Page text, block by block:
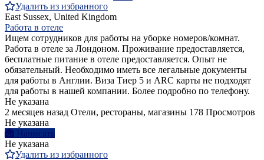
Удалить из избранного
East Sussex, United Kingdom
Работа в отеле
Ищем сотрудников для работы на уборке номеров/комнат.
Работа в отеле за Лондоном. Проживание предоставляется,
бесплатные питание в отеле предоставляется. Опыт не
обязательный. Необходимо иметь все легальные документы
для работы в Англии. Виза Тиер 5 и ARC карты не подходят
для работы в нашей компании. Более подробно по телефону.
Не указана
2 месяцев назад Отели, рестораны, магазины 178 Просмотров
Не указана
Написать
Не указана
Удалить из избранного